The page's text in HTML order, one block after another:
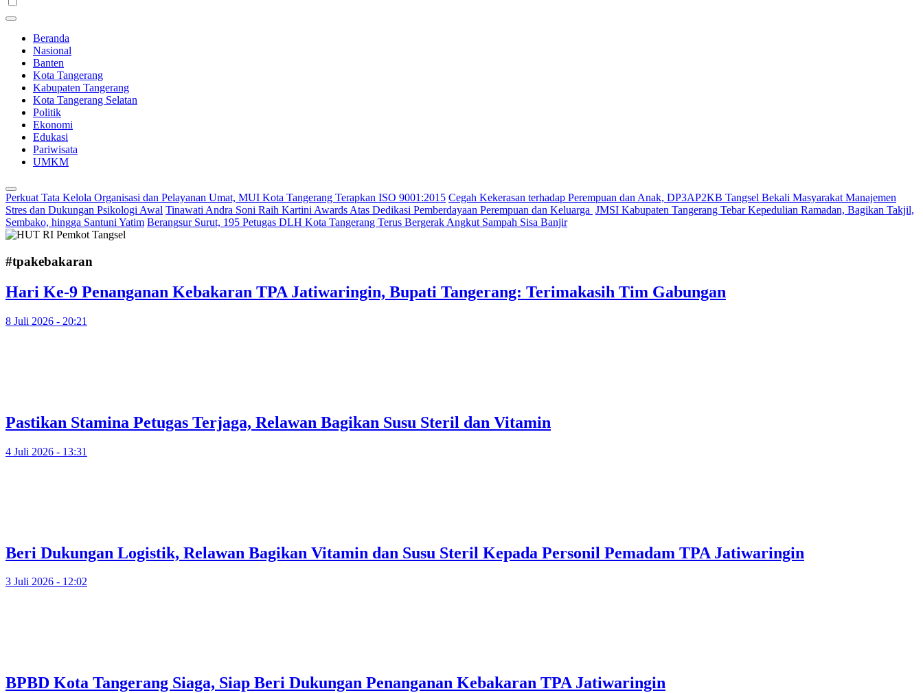
Beranda
Nasional
Banten
Kota Tangerang
Kabupaten Tangerang
Kota Tangerang Selatan
Politik
Ekonomi
Edukasi
Pariwisata
UMKM
Perkuat Tata Kelola Organisasi dan Pelayanan Umat, MUI Kota Tangerang Terapkan ISO 9001:2015 Cegah Kekerasan terhadap Perempuan dan Anak, DP3AP2KB Tangsel Bekali Masyarakat Manajemen
Stres dan Dukungan Psikologi Awal Tinawati Andra Soni Raih Kartini Awards Atas Dedikasi Pemberdayaan Perempuan dan Keluarga JMSI Kabupaten Tangerang Tebar Kepedulian Ramadan, Bagikan Takjil,
Sembako, hingga Santuni Yatim Berangsur Surut, 195 Petugas DLH Kota Tangerang Terus Bergerak Angkut Sampah Sisa Banjir
#tpakebakaran
Hari Ke-9 Penanganan Kebakaran TPA Jatiwaringin, Bupati Tangerang: Terimakasih Tim Gabungan
8 Juli 2026 - 20:21
Pastikan Stamina Petugas Terjaga, Relawan Bagikan Susu Steril dan Vitamin
4 Juli 2026 - 13:31
Beri Dukungan Logistik, Relawan Bagikan Vitamin dan Susu Steril Kepada Personil Pemadam TPA Jatiwaringin
3 Juli 2026 - 12:02
BPBD Kota Tangerang Siaga, Siap Beri Dukungan Penanganan Kebakaran TPA Jatiwaringin